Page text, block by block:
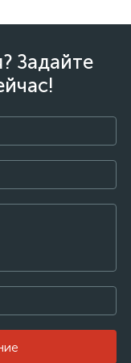
Задайте